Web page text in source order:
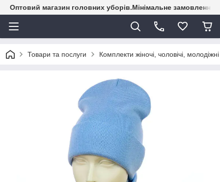
Оптовий магазин головних уборів.Мінімальне замовлення
Товари та послуги Комплекти жіночі, чоловічі, молодіжні